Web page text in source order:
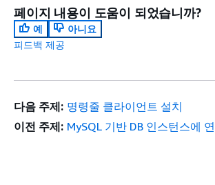
페이지 내용이 도움이 되었습니까?
예
아니요
피드백 제공
다음 주제: 명령줄 클라이언트 설치
이전 주제: MySQL 기반 DB 인스턴스에